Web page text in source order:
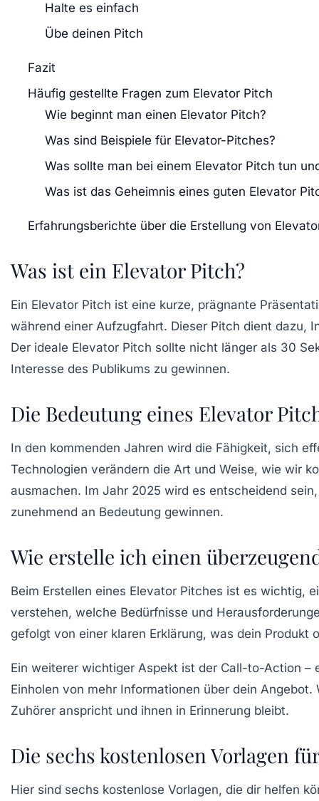
Halte es einfach
Übe deinen Pitch
Fazit
Häufig gestellte Fragen zum Elevator Pitch
Wie beginnt man einen Elevator Pitch?
Was sind Beispiele für Elevator-Pitches?
Was sollte man bei einem Elevator Pitch tun
Was ist das Geheimnis eines guten Elevator
Erfahrungsberichte über die Erstellung von
Was ist ein Elevator Pitch?
Ein Elevator Pitch ist eine kurze, prägnante
während einer Aufzugfahrt. Dieser Pitch dient dazu,
Der ideale Elevator Pitch sollte nicht länger als 30
Interesse des Publikums zu gewinnen.
Die Bedeutung eines Elevator
In den kommenden Jahren wird die Fähigkeit, sich
Technologien verändern die Art und Weise, wie wir
ausmachen. Im Jahr 2025 wird es entscheidend
zunehmend an Bedeutung gewinnen.
Wie erstelle ich einen
Beim Erstellen eines Elevator Pitches ist es wichtig,
verstehen, welche Bedürfnisse und
gefolgt von einer klaren Erklärung, was dein
Ein weiterer wichtiger Aspekt ist der Call-to-Action –
Einholen von mehr Informationen über dein
Zuhörer anspricht und ihnen in Erinnerung bleibt.
Die sechs kostenlosen Vorlagen
Hier sind sechs kostenlose Vorlagen, die dir helfen